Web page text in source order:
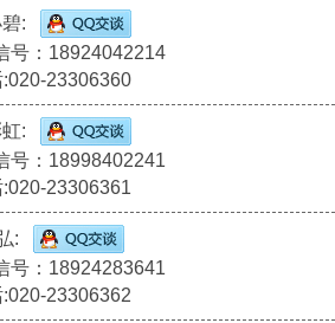
碧:
号：18924042214
:020-23306360
虹:
号：18998402241
:020-23306361
:
号：18924283641
:020-23306362